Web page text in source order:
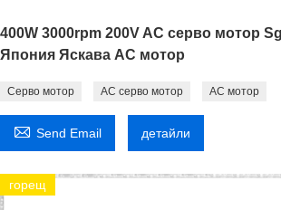
400W 3000rpm 200V AC серво мотор
Япония Яскава AC мотор
Серво мотор AC серво мотор AC мотор
 Send Email детайли
горещ